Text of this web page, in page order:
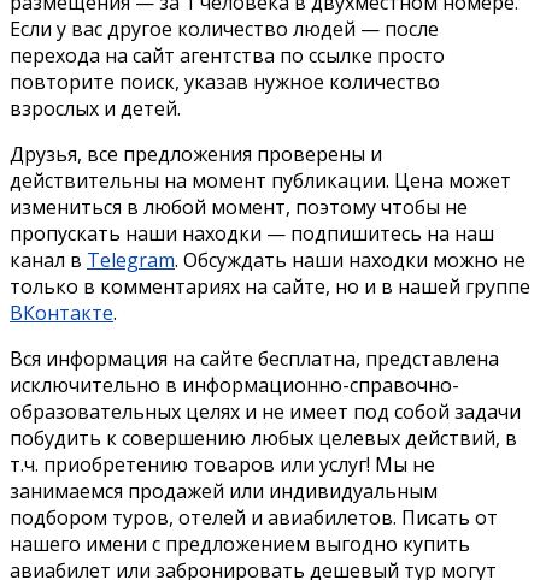
Если у вас другое количество людей — после
перехода на сайт агентства по ссылке просто
повторите поиск, указав нужное количество
взрослых и детей.
Друзья, все предложения проверены и
действительны на момент публикации. Цена может
измениться в любой момент, поэтому чтобы не
пропускать наши находки — подпишитесь на наш
канал в Telegram. Обсуждать наши находки можно не
только в комментариях на сайте, но и в нашей группе
ВКонтакте.
Вся информация на сайте бесплатна, представлена
исключительно в информационно-справочно-
образовательных целях и не имеет под собой задачи
побудить к совершению любых целевых действий, в
т.ч. приобретению товаров или услуг! Мы не
занимаемся продажей или индивидуальным
подбором туров, отелей и авиабилетов. Писать от
нашего имени с предложением выгодно купить
авиабилет или забронировать дешевый тур могут